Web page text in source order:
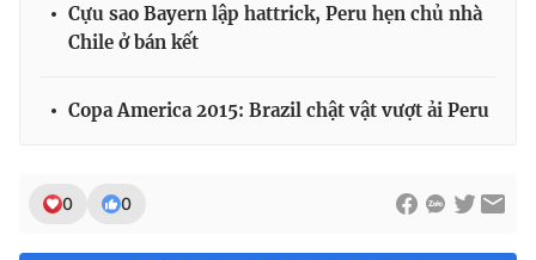
Cựu sao Bayern lập hattrick, Peru hẹn chủ nhà
Chile ở bán kết
Copa America 2015: Brazil chật vật vượt ải Peru
0 0